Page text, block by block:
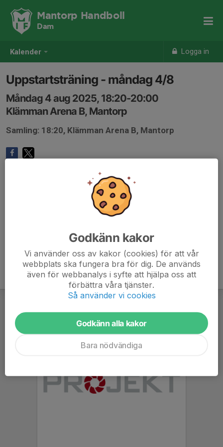
Kalender Logga in
Mantorp Handboll
Dam
Uppstartsträning - måndag 4/8
Måndag 4 aug 2025, 18:20-20:00
Klämman Arena B, Mantorp
Samling: 18:20, Klämman Arena B, Mantorp
Godkänn kakor
Vi använder oss av kakor (cookies) för att vår
webbplats ska fungera bra för dig. De används
även för webbanalys i syfte att hjälpa oss att
förbättra våra tjänster.
Så använder vi cookies
Godkänn alla kakor
Bara nödvändiga